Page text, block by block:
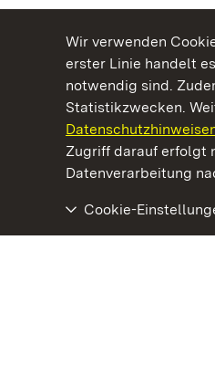
Wir verwenden
erster Linie handelt
notwendig sind.
Statistikzwecken.
Zugriff darauf erfolgt
Datenverarbeitung
Cookie-
Kommen.